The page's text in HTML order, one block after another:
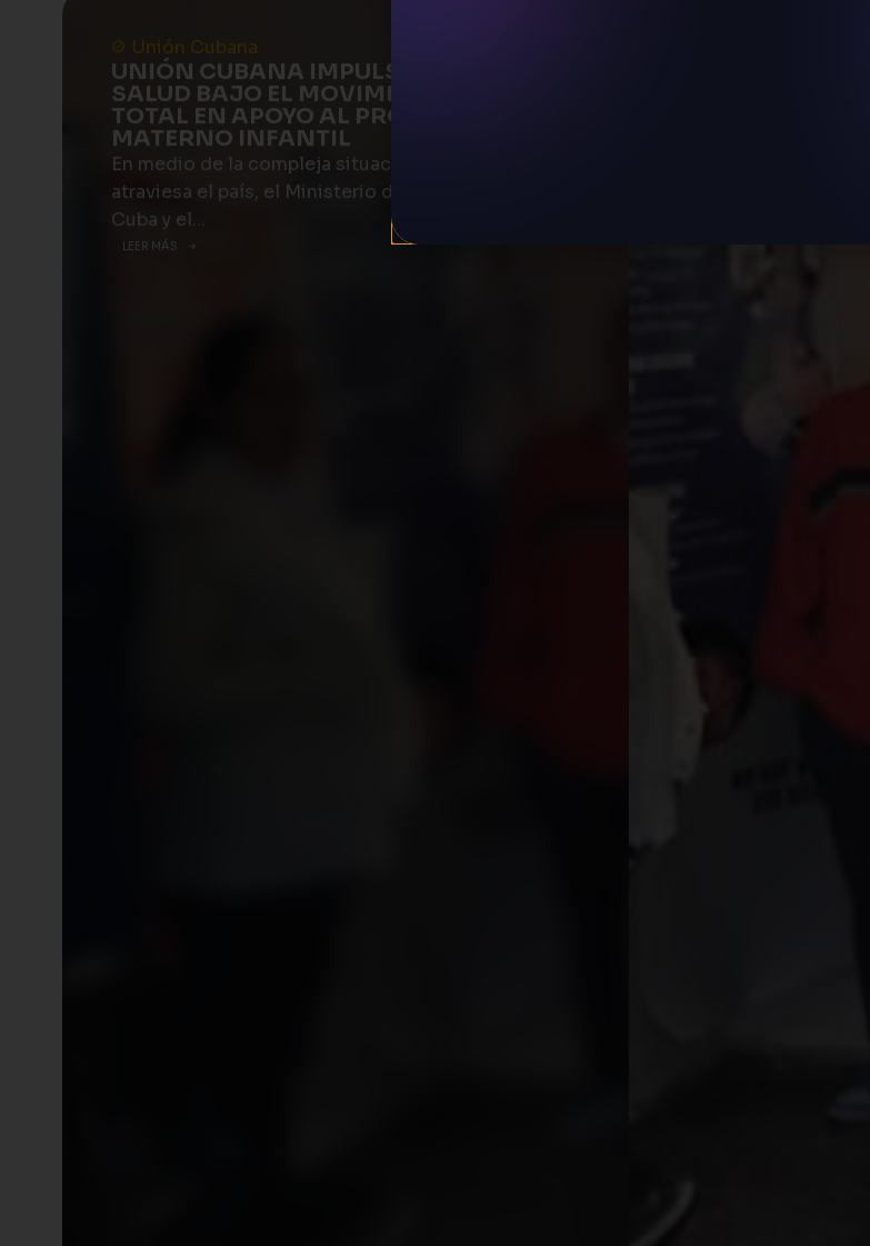
Unión Cubana
UNIÓN CUBANA IMPULSA FERIA DE
SALUD BAJO EL MOVIMIENTO SALUD
TOTAL EN APOYO AL PROGRAMA
MATERNO INFANTIL
En medio de la compleja situación energética que
atraviesa el país, el Ministerio de Salud Pública de
Cuba y el...
LEER MÁS